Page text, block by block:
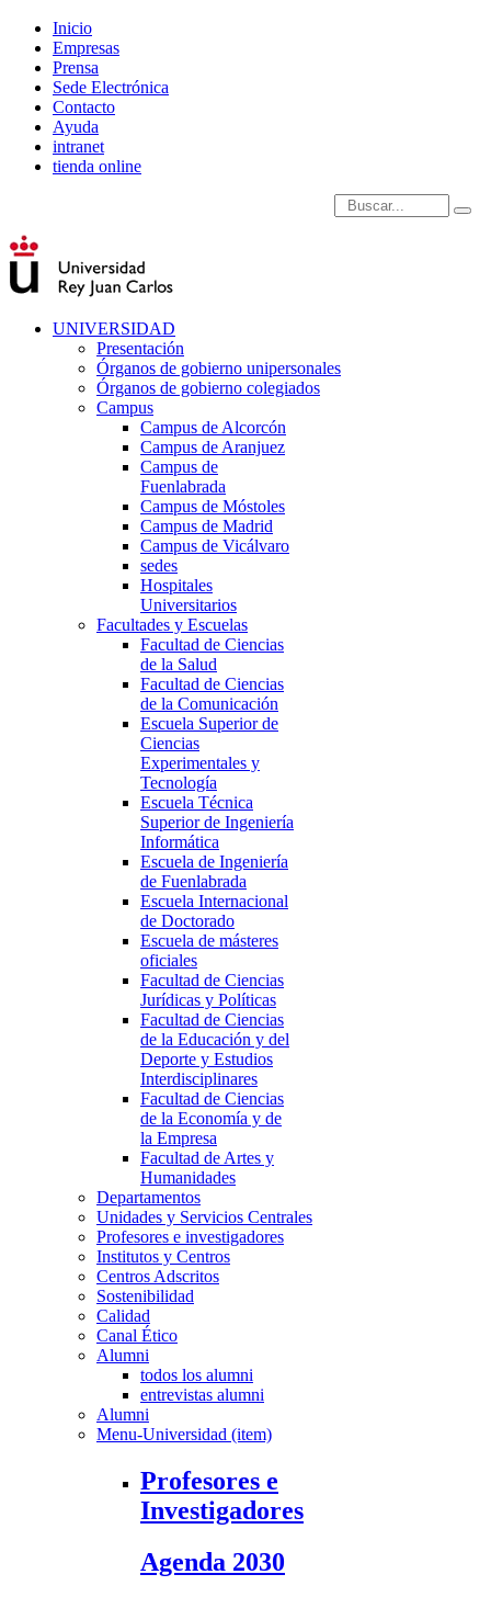
Inicio
Empresas
Prensa
Sede Electrónica
Contacto
Ayuda
intranet
tienda online
Introduce términos de
UNIVERSIDAD
Presentación
Órganos de gobierno unipersonales
Órganos de gobierno colegiados
Campus
Campus de Alcorcón
Campus de Aranjuez
Campus de
Fuenlabrada
Campus de Móstoles
Campus de Madrid
Campus de Vicálvaro
sedes
Hospitales
Universitarios
Facultades y Escuelas
Facultad de Ciencias
de la Salud
Facultad de Ciencias
de la Comunicación
Escuela Superior de
Ciencias
Experimentales y
Tecnología
Escuela Técnica
Superior de Ingeniería
Informática
Escuela de Ingeniería
de Fuenlabrada
Escuela Internacional
de Doctorado
Escuela de másteres
oficiales
Facultad de Ciencias
Jurídicas y Políticas
Facultad de Ciencias
de la Educación y del
Deporte y Estudios
Interdisciplinares
Facultad de Ciencias
de la Economía y de
la Empresa
Facultad de Artes y
Humanidades
Departamentos
Unidades y Servicios Centrales
Profesores e investigadores
Institutos y Centros
Centros Adscritos
Sostenibilidad
Calidad
Canal Ético
Alumni
todos los alumni
entrevistas alumni
Alumni
Menu-Universidad (item)
Profesores e
Investigadores
Agenda 2030